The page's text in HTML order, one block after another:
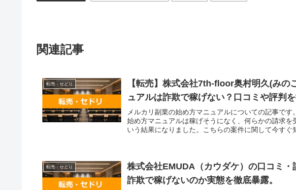
関連記事
転売・せどり
【転売】株式会社7th-floor奥村明久(みの
ュアルは詐欺で稼げない？口コミや評判
メルカリ副業の始め方マニュアルについての記事で
始め方マニュアルは稼げそうになく、何らかの請求
いう結果になりました。こちらの案件に関して今すぐ
転売・せどり
株式会社EMUDA（カウダケ）の口コミ・
詐欺で稼げないのか実態を徹底暴露。